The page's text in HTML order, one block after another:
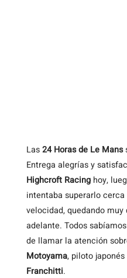
Las24 Horas de Le Mans
Entrega alegrías y
Highcroft Racing hoy,
intentaba superarlo
velocidad, quedando
adelante. Todos
de llamar la atención
Motoyama, piloto
Franchitti.